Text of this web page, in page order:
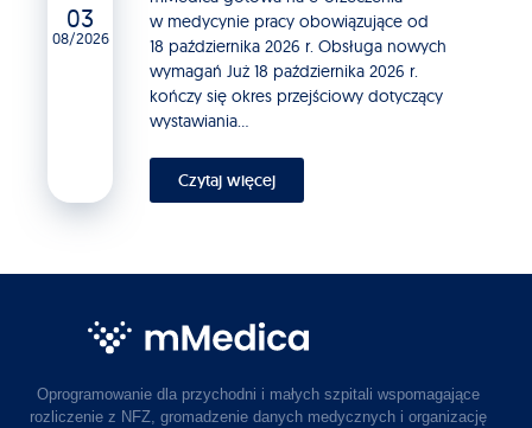
03
08/2026
w medycynie pracy obowiązujące od
18 października 2026 r. Obsługa nowych
wymagań Już 18 października 2026 r.
kończy się okres przejściowy dotyczący
wystawiania...
Czytaj więcej
Oprogramowanie dla przychodni i małych szpitali wspomagające
rozliczenie z NFZ, gromadzenie danych medycznych i organizację